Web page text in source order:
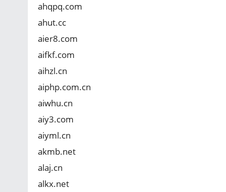
ahqpq.com
ahut.cc
aier8.com
aifkf.com
aihzl.cn
aiphp.com.cn
aiwhu.cn
aiy3.com
aiyml.cn
akmb.net
alaj.cn
alkx.net